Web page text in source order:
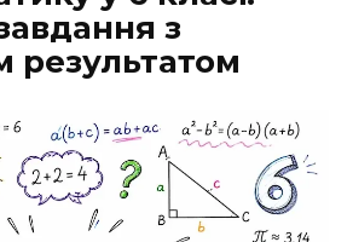
з
результатом